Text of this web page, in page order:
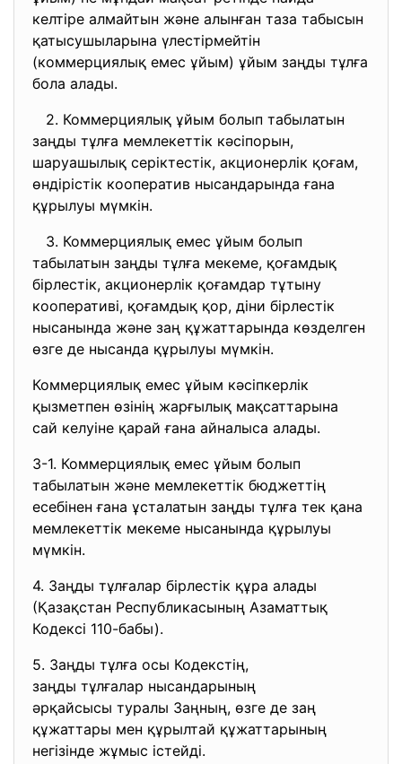
келтiре алмайтын және алынған таза табысын
қатысушыларына үлестiрмейтiн
(коммерциялық емес ұйым) ұйым заңды тұлға
бола алады.
2. Коммерциялық ұйым болып табылатын
заңды тұлға мемлекеттiк кәсiпорын,
шаруашылық серiктестiк, акционерлiк қоғам,
өндiрiстiк кооператив нысандарында ғана
құрылуы мүмкiн.
3. Коммерциялық емес ұйым болып
табылатын заңды тұлға мекеме, қоғамдық
бiрлестiк, акционерлiк қоғамдар тұтыну
кооперативi, қоғамдық қор, дiни бiрлестiк
нысанында және заң құжаттарында көзделген
өзге де нысанда құрылуы мүмкiн.
Коммерциялық емес ұйым кәсiпкерлiк
қызметпен өзiнiң жарғылық мақсаттарына
сай келуiне қарай ғана айналыса алады.
3-1. Коммерциялық емес ұйым болып
табылатын және мемлекеттiк бюджеттiң
есебiнен ғана ұсталатын заңды тұлға тек қана
мемлекеттiк мекеме нысанында құрылуы
мүмкiн.
4. Заңды тұлғалар бiрлестiк құра алады
(Қазақстан Республикасының Азаматтық
Кодексі 110-бабы).
5. Заңды тұлға осы Кодекстiң,
заңды тұлғалар нысандарының
әрқайсысы туралы Заңның, өзге де заң
құжаттары мен құрылтай құжаттарының
негiзiнде жұмыс iстейдi.